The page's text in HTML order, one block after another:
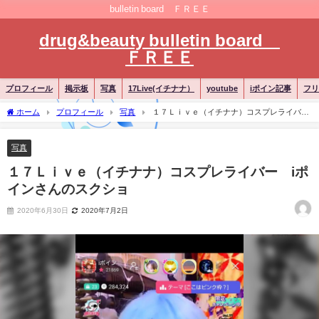
bulletin board ＦＲＥＥ
drug&beauty bulletin board
ＦＲＥＥ
プロフィール 掲示板 写真 17Live(イチナナ） youtube iポイン記事 フ
ホーム プロフィール 写真
１７Ｌｉｖｅ（イチナナ）コスプレライバ
ー iポインさんのスクショ
写真
１７Ｌｉｖｅ（イチナナ）コスプレライバー iポ
インさんのスクショ
2020年6月30日 2020年7月2日